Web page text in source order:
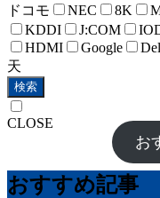
ドコモ
NEC 8K
KDDI
J:COM
HDMI
Google
天
検索
CLOSE
お
おすすめ記事